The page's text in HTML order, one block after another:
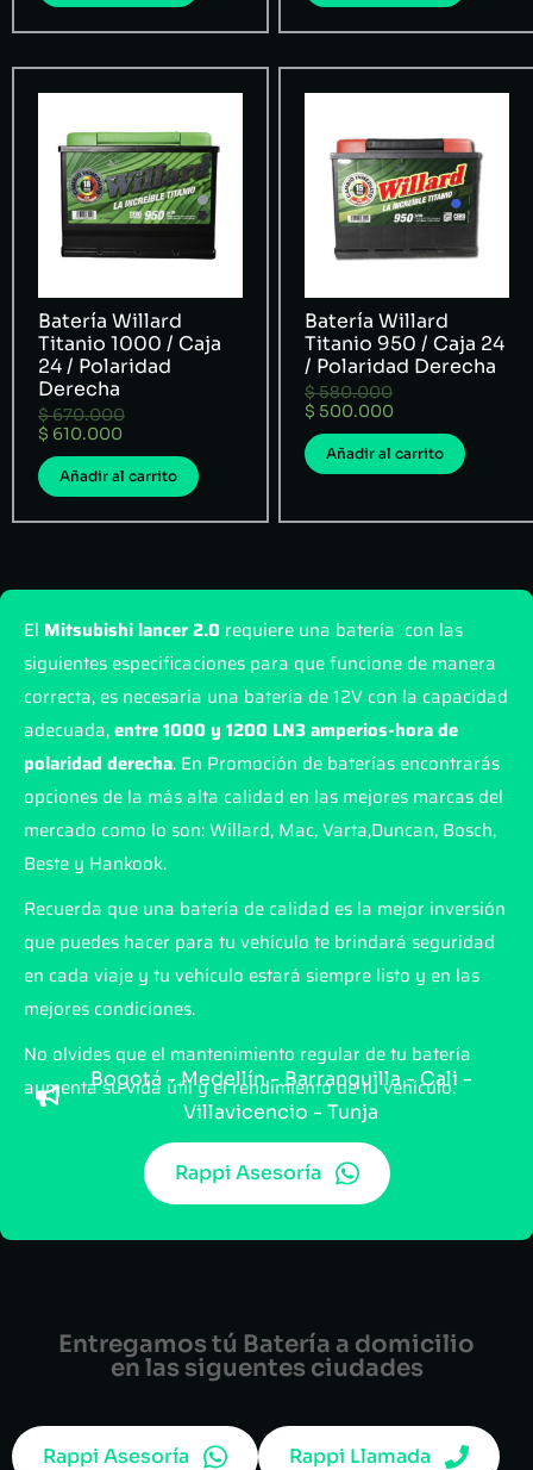
Batería Willard
Titanio 1000 / Caja
24 / Polaridad
Derecha
$670.000
$ 610.000
Añadir al carrito
Batería Willard
Titanio 950 / Caja 24
/ Polaridad Derecha
$580.000
$ 500.000
Añadir al carrito
El Mitsubishi lancer 2.0 requiere una batería con las
siguientes especificaciones para que funcione de manera
correcta, es necesaria una batería de 12V con la capacidad
adecuada,entre 1000 y 1200 LN3 amperios-hora de
polaridad derecha. En Promoción de baterías encontrarás
opciones de la más alta calidad en las mejores marcas del
mercado como lo son: Willard, Mac, Varta,Duncan, Bosch,
Beste y Hankook.
Recuerda que una batería de calidad es la mejor inversión
que puedes hacer para tu vehículo te brindará seguridad
en cada viaje y tu vehículo estará siempre listo y en las
mejores condiciones.
No olvides que el mantenimiento regular de tu batería
aumenta su vida útil y el rendimiento de tu vehículo.
Rappi Asesoría
Entregamos tú Batería a domicilio
en las siguentes ciudades
Bogotá - Medellín - Barranquilla - Cali -
Villavicencio - Tunja
Rappi Asesoría Rappi Llamada